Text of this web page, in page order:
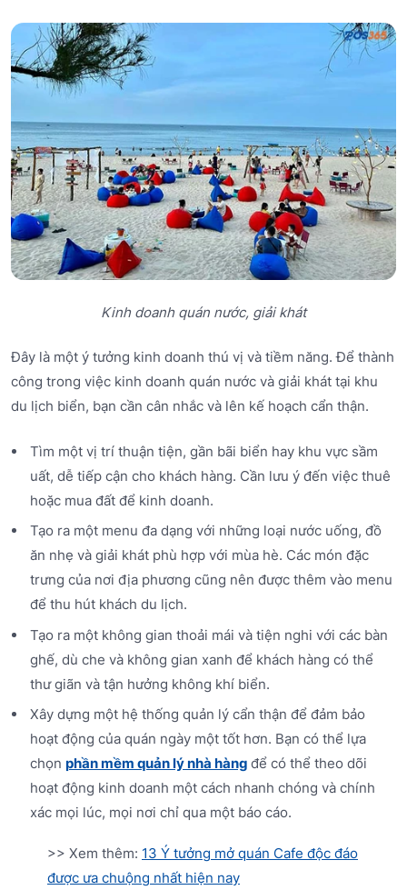
Kinh doanh quán nước, giải khát
Đây là một ý tưởng kinh doanh thú vị và tiềm năng. Để thành
công trong việc kinh doanh quán nước và giải khát tại khu
du lịch biển, bạn cần cân nhắc và lên kế hoạch cẩn thận.
Tìm một vị trí thuận tiện, gần bãi biển hay khu vực sầm
uất, dễ tiếp cận cho khách hàng. Cần lưu ý đến việc thuê
hoặc mua đất để kinh doanh.
Tạo ra một menu đa dạng với những loại nước uống, đồ
ăn nhẹ và giải khát phù hợp với mùa hè. Các món đặc
trưng của nơi địa phương cũng nên được thêm vào menu
để thu hút khách du lịch.
Tạo ra một không gian thoải mái và tiện nghi với các bàn
ghế, dù che và không gian xanh để khách hàng có thể
thư giãn và tận hưởng không khí biển.
Xây dựng một hệ thống quản lý cẩn thận để đảm bảo
hoạt động của quán ngày một tốt hơn. Bạn có thể lựa
chọn phần mềm quản lý nhà hàng để có thể theo dõi
hoạt động kinh doanh một cách nhanh chóng và chính
xác mọi lúc, mọi nơi chỉ qua một báo cáo.
>> Xem thêm: 13 Ý tưởng mở quán Cafe độc đáo
được ưa chuộng nhất hiện nay